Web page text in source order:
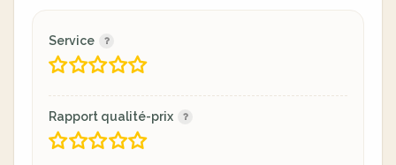
Service
Rapport qualité-prix